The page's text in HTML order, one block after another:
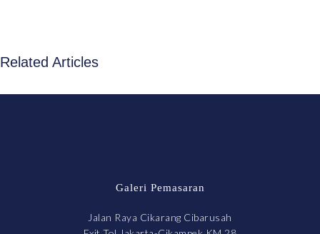
Related Articles
Galeri Pemasaran
Jalan Raya Cikarang Cibarusah